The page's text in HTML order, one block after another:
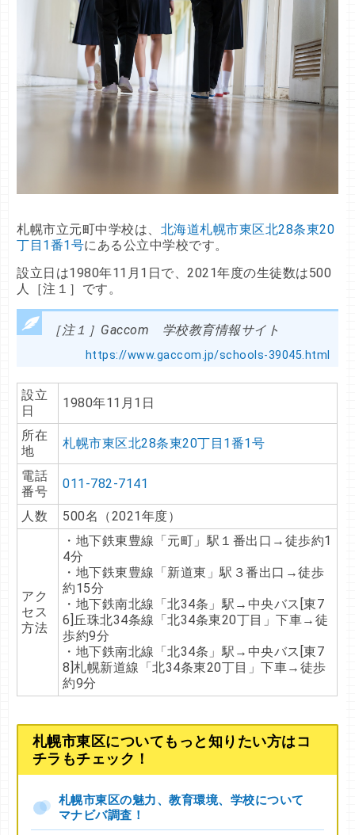
札幌市立元町中学校は、 北海道札幌市東区北28条東20
丁目1番1号にある公立中学校です。
設立日は1980年11月1日で、2021年度の生徒数は500
人［注１］です。
［注１］Gaccom 学校教育情報サイト
https://www.gaccom.jp/schools-39045.html
設立
日
1980年11月1日
所在
地
札幌市東区北28条東20丁目1番1号
電話
番号
011-782-7141
人数 500名（2021年度）
アク
セス
方法
・地下鉄東豊線「元町」駅１番出口→徒歩約1
4分
・地下鉄東豊線「新道東」駅３番出口→徒歩
約15分
・地下鉄南北線「北34条」駅→中央バス[東7
6]丘珠北34条線「北34条東20丁目」下車→徒
歩約9分
・地下鉄南北線「北34条」駅→中央バス[東7
8]札幌新道線「北34条東20丁目」下車→徒歩
約9分
札幌市東区についてもっと知りたい方はコ
チラもチェック！
札幌市東区の魅力、教育環境、学校について
マナビバ調査！